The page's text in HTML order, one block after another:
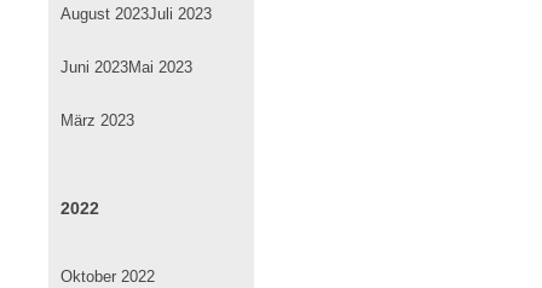
August 2023Juli 2023
Juni 2023Mai 2023
März 2023
2022
Oktober 2022